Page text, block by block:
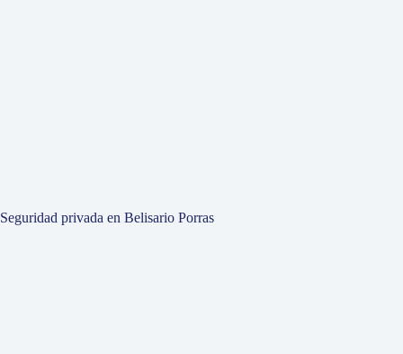
Seguridad privada en Belisario Porras